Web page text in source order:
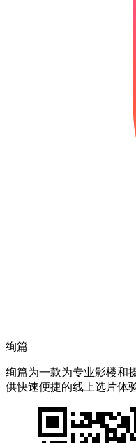
绚篇
绚篇为一款为专业影楼和
供快速便捷的线上选片体